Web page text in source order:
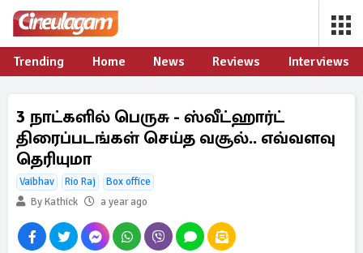
Trending Home News Reviews Interviews
3 நாட்களில் பெருசு - ஸ்வீட்ஹார்ட்
திரைப்படங்கள் செய்த வசூல்.. எவ்வளவு
தெரியுமா
Vaibhav Rio Raj
Box office
By Kathick
a year ago